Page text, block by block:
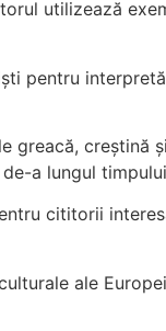
utilizează
pentru
greacă, creștină
a lungul
cititorii
ale